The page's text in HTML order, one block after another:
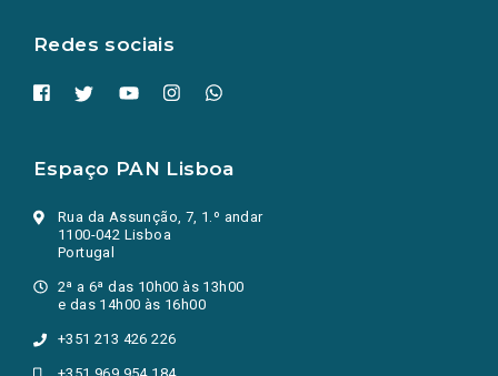
Redes sociais
Espaço PAN Lisboa
Rua da Assunção, 7, 1.º andar
1100-042 Lisboa
Portugal
2ª a 6ª das 10h00 às 13h00
e das 14h00 às 16h00
+351 213 426 226